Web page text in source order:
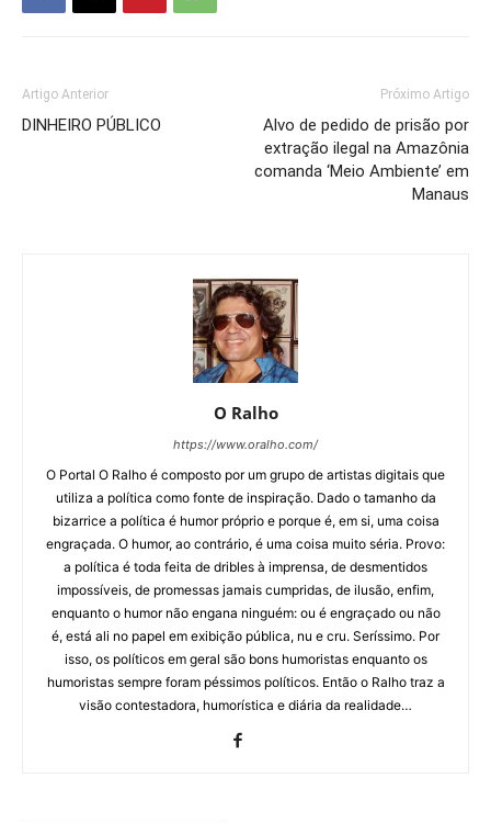
Artigo Anterior
DINHEIRO PÚBLICO
Próximo Artigo
Alvo de pedido de prisão por
extração ilegal na Amazônia
comanda ‘Meio Ambiente’ em
Manaus
O Ralho
https://www.oralho.com/
O Portal O Ralho é composto por um grupo de artistas digitais que
utiliza a política como fonte de inspiração. Dado o tamanho da
bizarrice a política é humor próprio e porque é, em si, uma coisa
engraçada. O humor, ao contrário, é uma coisa muito séria. Provo:
a política é toda feita de dribles à imprensa, de desmentidos
impossíveis, de promessas jamais cumpridas, de ilusão, enfim,
enquanto o humor não engana ninguém: ou é engraçado ou não
é, está ali no papel em exibição pública, nu e cru. Seríssimo. Por
isso, os políticos em geral são bons humoristas enquanto os
humoristas sempre foram péssimos políticos. Então o Ralho traz a
visão contestadora, humorística e diária da realidade…